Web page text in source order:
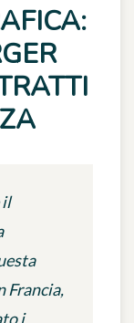
il
Francia,
i